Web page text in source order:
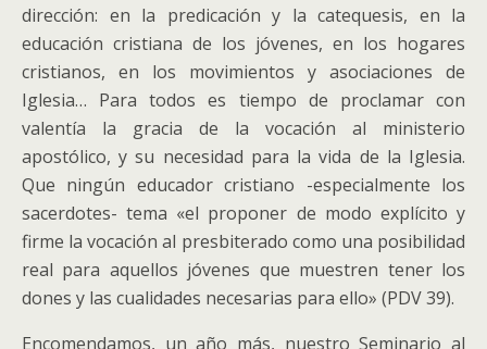
dirección: en la predicación y la catequesis, en la
educación cristiana de los jóvenes, en los hogares
cristianos, en los movimientos y asociaciones de
Iglesia… Para todos es tiempo de proclamar con
valentía la gracia de la vocación al ministerio
apostólico, y su necesidad para la vida de la Iglesia.
Que ningún educador cristiano -especialmente los
sacerdotes- tema «el proponer de modo explícito y
firme la vocación al presbiterado como una posibilidad
real para aquellos jóvenes que muestren tener los
dones y las cualidades necesarias para ello» (PDV 39).
Encomendamos, un año más, nuestro Seminario al